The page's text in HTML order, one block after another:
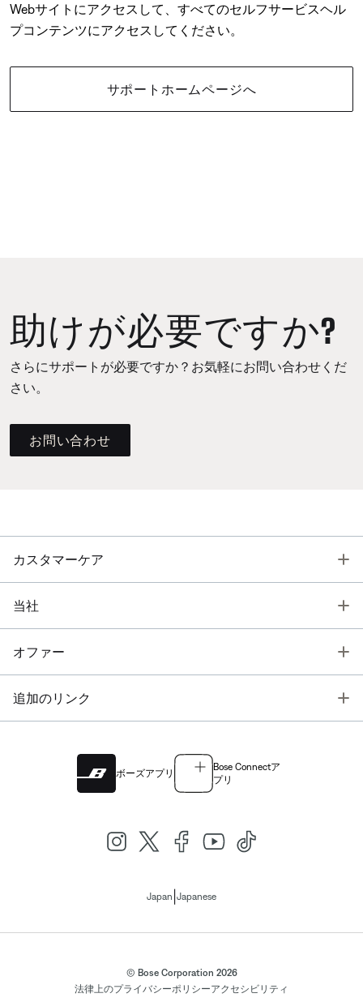
Webサイトにアクセスして、すべてのセルフサービスヘル
プコンテンツにアクセスしてください。
サポートホームページへ
助けが必要ですか?
さらにサポートが必要ですか？お気軽にお問い合わせくだ
さい。
お問い合わせ
カスタマーケア
当社
オファー
追加のリンク
ボーズアプリ
Bose Connectア
プリ
Japan Japanese
© Bose Corporation 2026
法律上のプライバシーポリシーアクセシビリティ